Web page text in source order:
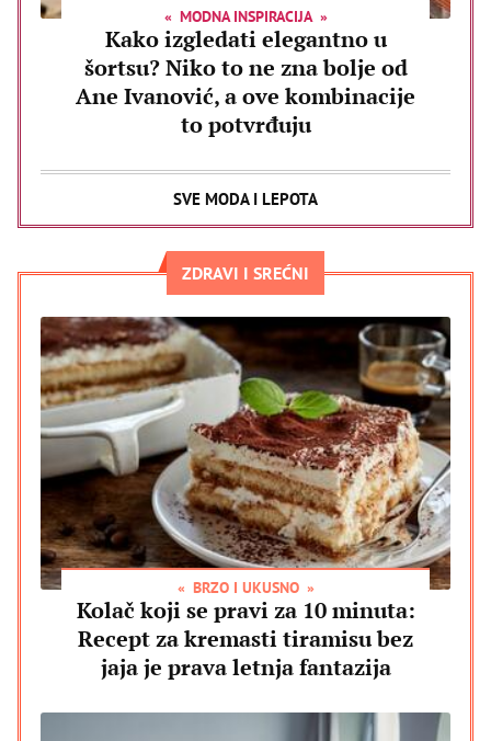
MODNA INSPIRACIJA
Kako izgledati elegantno u
šortsu? Niko to ne zna bolje od
Ane Ivanović, a ove kombinacije
to potvrđuju
SVE MODA I LEPOTA
ZDRAVI I SREĆNI
BRZO I UKUSNO
Kolač koji se pravi za 10 minuta:
Recept za kremasti tiramisu bez
jaja je prava letnja fantazija